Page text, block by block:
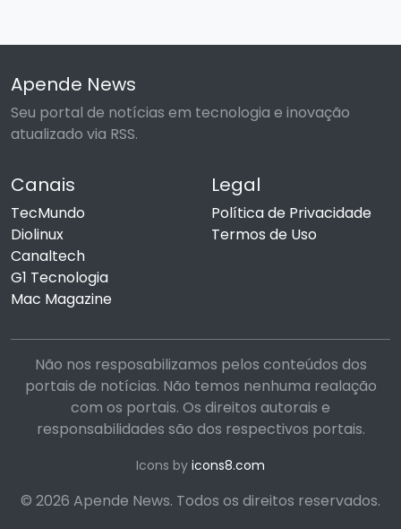
Apende News
Seu portal de notícias em tecnologia e inovação
atualizado via RSS.
Canais
TecMundo
Diolinux
Canaltech
G1 Tecnologia
Mac Magazine
Legal
Política de Privacidade
Termos de Uso
Não nos resposabilizamos pelos conteúdos dos
portais de notícias. Não temos nenhuma realação
com os portais. Os direitos autorais e
responsabilidades são dos respectivos portais.
Icons by icons8.com
© 2026 Apende News. Todos os direitos reservados.